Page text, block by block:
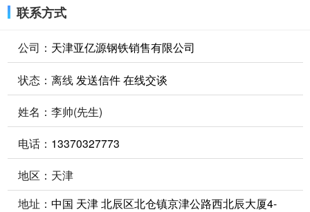
联系方式
公司： 天津亚亿源钢铁销售有限公司
状态：离线 发送信件在线交谈
姓名：李帅(先生)
电话： 13370327773
地区：天津
地址：中国 天津 北辰区北仓镇京津公路西北辰大厦4-